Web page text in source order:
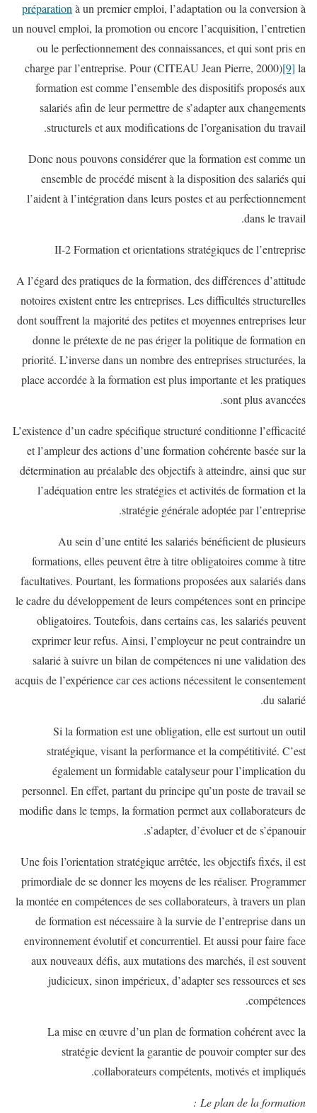
préparation à un premier emploi, l’adaptation ou la conversion à
un nouvel emploi, la promotion ou encore l’acquisition, l’entretien
ou le perfectionnement des connaissances, et qui sont pris en
charge par l’entreprise. Pour (CITEAU Jean Pierre, 2000)[9] la
formation est comme l’ensemble des dispositifs proposés aux
salariés afin de leur permettre de s’adapter aux changements
structurels et aux modifications de l’organisation du travail.
Donc nous pouvons considérer que la formation est comme un
ensemble de procédé misent à la disposition des salariés qui
l’aident à l’intégration dans leurs postes et au perfectionnement
dans le travail.
II-2 Formation et orientations stratégiques de l’entreprise
A l’égard des pratiques de la formation, des différences d’attitude
notoires existent entre les entreprises. Les difficultés structurelles
dont souffrent la majorité des petites et moyennes entreprises leur
donne le prétexte de ne pas ériger la politique de formation en
priorité. L’inverse dans un nombre des entreprises structurées, la
place accordée à la formation est plus importante et les pratiques
sont plus avancées.
L’existence d’un cadre spécifique structuré conditionne l’efficacité
et l’ampleur des actions d’une formation cohérente basée sur la
détermination au préalable des objectifs à atteindre, ainsi que sur
l’adéquation entre les stratégies et activités de formation et la
stratégie générale adoptée par l’entreprise.
Au sein d’une entité les salariés bénéficient de plusieurs
formations, elles peuvent être à titre obligatoires comme à titre
facultatives. Pourtant, les formations proposées aux salariés dans
le cadre du développement de leurs compétences sont en principe
obligatoires. Toutefois, dans certains cas, les salariés peuvent
exprimer leur refus. Ainsi, l’employeur ne peut contraindre un
salarié à suivre un bilan de compétences ni une validation des
acquis de l’expérience car ces actions nécessitent le consentement
du salarié.
Si la formation est une obligation, elle est surtout un outil
stratégique, visant la performance et la compétitivité. C’est
également un formidable catalyseur pour l’implication du
personnel. En effet, partant du principe qu’un poste de travail se
modifie dans le temps, la formation permet aux collaborateurs de
s’adapter, d’évoluer et de s’épanouir.
Une fois l’orientation stratégique arrêtée, les objectifs fixés, il est
primordiale de se donner les moyens de les réaliser. Programmer
la montée en compétences de ses collaborateurs, à travers un plan
de formation est nécessaire à la survie de l’entreprise dans un
environnement évolutif et concurrentiel. Et aussi pour faire face
aux nouveaux défis, aux mutations des marchés, il est souvent
judicieux, sinon impérieux, d’adapter ses ressources et ses
compétences.
La mise en œuvre d’un plan de formation cohérent avec la
stratégie devient la garantie de pouvoir compter sur des
collaborateurs compétents, motivés et impliqués.
Le plan de la formation :